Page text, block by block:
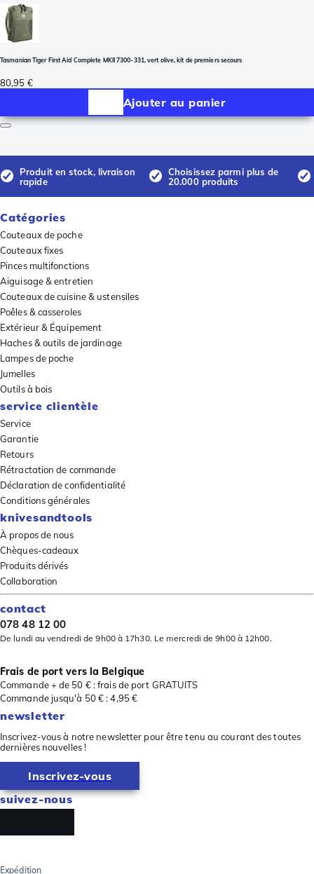
Tasmanian Tiger First Aid Complete MKII 7300-331, vert olive, kit de premiers secours
80,95 €
Ajouter au panier
Produit en stock, livraison
rapide
Choisissez parmi plus de
20.000 produits
Catégories
Couteaux de poche
Couteaux fixes
Pinces multifonctions
Aiguisage & entretien
Couteaux de cuisine & ustensiles
Poêles & casseroles
Extérieur & Équipement
Haches & outils de jardinage
Lampes de poche
Jumelles
Outils à bois
service clientèle
Service
Garantie
Retours
Rétractation de commande
Déclaration de confidentialité
Conditions générales
knivesandtools
À propos de nous
Chèques-cadeaux
Produits dérivés
Collaboration
contact
078 48 12 00
De lundi au vendredi de 9h00 à 17h30. Le mercredi de 9h00 à 12h00.
Frais de port vers la Belgique
Commande + de 50 € : frais de port GRATUITS
Commande jusqu'à 50 € : 4,95 €
newsletter
Inscrivez-vous à notre newsletter pour être tenu au courant des toutes
dernières nouvelles !
Inscrivez-vous
suivez-nous
Expédition